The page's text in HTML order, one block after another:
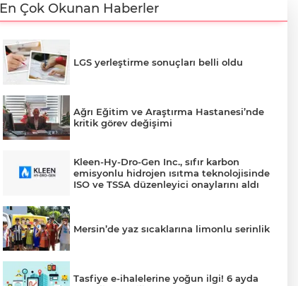
En Çok Okunan Haberler
LGS yerleştirme sonuçları belli oldu
Ağrı Eğitim ve Araştırma Hastanesi’nde
kritik görev değişimi
Kleen-Hy-Dro-Gen Inc., sıfır karbon
emisyonlu hidrojen ısıtma teknolojisinde
ISO ve TSSA düzenleyici onaylarını aldı
Mersin’de yaz sıcaklarına limonlu serinlik
Tasfiye e-ihalelerine yoğun ilgi! 6 ayda